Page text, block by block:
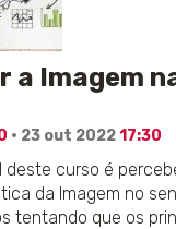
a Imagem
· 23 out 202217:30
deste curso é
da Imagem no
tentando que os